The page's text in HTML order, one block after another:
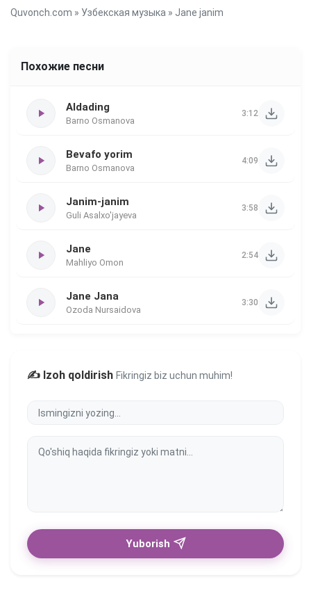
Quvonch.com » Узбекская музыка » Jane janim
Похожие песни
Aldading
Barno Osmanova
3:12
Bevafo yorim
Barno Osmanova
4:09
Janim-janim
Guli Asalxo'jayeva
3:58
Jane
Mahliyo Omon
2:54
Jane Jana
Ozoda Nursaidova
3:30
✍️ Izoh qoldirish Fikringiz biz uchun muhim!
Yuborish